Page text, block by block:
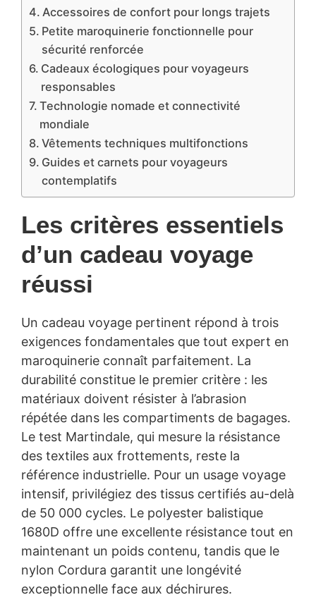
Accessoires de confort pour longs trajets
Petite maroquinerie fonctionnelle pour
sécurité renforcée
Cadeaux écologiques pour voyageurs
responsables
Technologie nomade et connectivité
mondiale
Vêtements techniques multifonctions
Guides et carnets pour voyageurs
contemplatifs
Les critères essentiels
d’un cadeau voyage
réussi
Un cadeau voyage pertinent répond à trois
exigences fondamentales que tout expert en
maroquinerie connaît parfaitement. La
durabilité constitue le premier critère : les
matériaux doivent résister à l’abrasion
répétée dans les compartiments de bagages.
Le test Martindale, qui mesure la résistance
des textiles aux frottements, reste la
référence industrielle. Pour un usage voyage
intensif, privilégiez des tissus certifiés au-delà
de 50 000 cycles. Le polyester balistique
1680D offre une excellente résistance tout en
maintenant un poids contenu, tandis que le
nylon Cordura garantit une longévité
exceptionnelle face aux déchirures.